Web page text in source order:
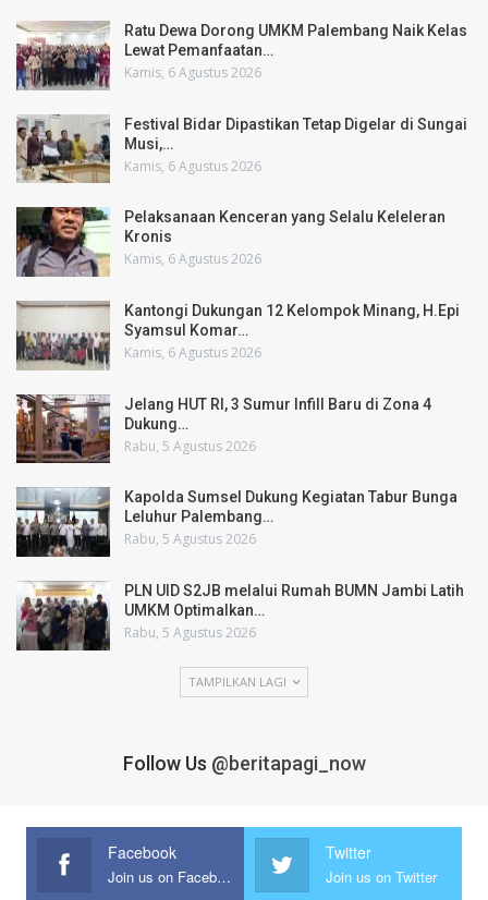
Ratu Dewa Dorong UMKM Palembang Naik Kelas
Lewat Pemanfaatan…
Kamis, 6 Agustus 2026
Festival Bidar Dipastikan Tetap Digelar di Sungai
Musi,…
Kamis, 6 Agustus 2026
Pelaksanaan Kenceran yang Selalu Keleleran
Kronis
Kamis, 6 Agustus 2026
Kantongi Dukungan 12 Kelompok Minang, H.Epi
Syamsul Komar…
Kamis, 6 Agustus 2026
Jelang HUT RI, 3 Sumur Infill Baru di Zona 4
Dukung…
Rabu, 5 Agustus 2026
Kapolda Sumsel Dukung Kegiatan Tabur Bunga
Leluhur Palembang…
Rabu, 5 Agustus 2026
PLN UID S2JB melalui Rumah BUMN Jambi Latih
UMKM Optimalkan…
Rabu, 5 Agustus 2026
TAMPILKAN LAGI
Follow Us @beritapagi_now
Facebook
Join us on Facebook
Twitter
Join us on Twitter